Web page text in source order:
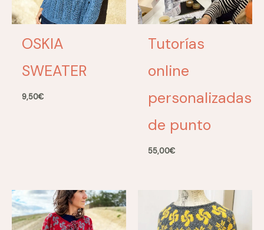
OSKIA
SWEATER
9,50€
Tutorías
online
personalizadas
de punto
55,00€